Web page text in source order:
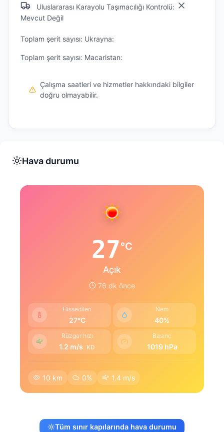
Uluslararası Karayolu Taşımacılığı Kontrolü:
Mevcut Değil
Toplam şerit sayısı: Ukrayna:
Toplam şerit sayısı: Macaristan:
Çalışma saatleri ve hizmetler hakkındaki bilgiler
doğru olmayabilir.
Hava durumu
27°C
Açık
76 dk önce
Hissedilen
27°C
Nem
40%
Rüzgar hızı
1.2 m/s KD
Basınç
1019 hPa
10 km 0% 1.4 m/s
Tüm sınır kapılarında hava durumu